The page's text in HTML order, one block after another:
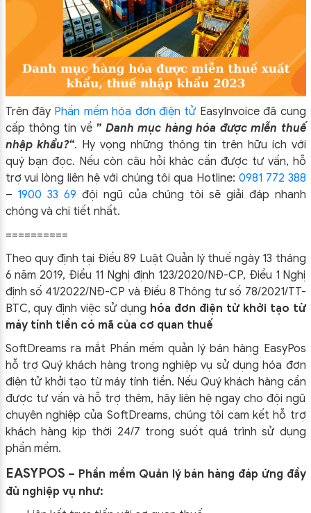
Trên đây Phần mềm hóa đơn điện tử EasyInvoice đã cung
cấp thông tin về ” Danh mục hàng hóa được miễn thuế
nhập khẩu?“. Hy vọng những thông tin trên hữu ích với
quý bạn đọc. Nếu còn câu hỏi khác cần được tư vấn, hỗ
trợ vui lòng liên hệ với chúng tôi qua Hotline: 0981 772 388
– 1900 33 69 đội ngũ của chúng tôi sẽ giải đáp nhanh
chóng và chi tiết nhất.
==========
Theo quy định tại Điều 89 Luật Quản lý thuế ngày 13 tháng
6 năm 2019, Điều 11 Nghị định 123/2020/NĐ-CP, Điều 1 Nghị
định số 41/2022/NĐ-CP và Điều 8 Thông tư số 78/2021/TT-
BTC, quy định việc sử dụng hóa đơn điện tử khởi tạo từ
máy tính tiền có mã của cơ quan thuế
SoftDreams ra mắt Phần mềm quản lý bán hàng EasyPos
hỗ trợ Quý khách hàng trong nghiệp vụ sử dụnghóa đơn
điện tử khởi tạo từ máy tính tiền. Nếu Quý khách hàng cần
được tư vấn và hỗ trợ thêm, hãy liên hệ ngay cho đội ngũ
chuyên nghiệp của SoftDreams, chúng tôi cam kết hỗ trợ
khách hàng kịp thời 24/7 trong suốt quá trình sử dụng
phần mềm.
EASYPOS – Phần mềm Quản lý bán hàng đáp ứng đầy
đủ nghiệp vụ như: